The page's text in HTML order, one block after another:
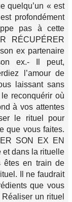
quelqu’un « est
profondément
pas à cette
RÉCUPÉRER
ex partenaire
ex.- Il peut,
l’amour de
laissant sans
reconquérir où
à vos attentes
le rituel pour
que vous faites.
SON EX EN
et dans la rituelle
êtes en train de
Il ne faudrait
que vous
un rituel